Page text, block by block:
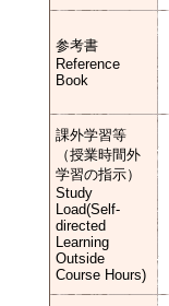
参考書
Reference
Book
課外学習等
（授業時間外
学習の指示）
Study
Load(Self-
directed
Learning
Outside
Course Hours)